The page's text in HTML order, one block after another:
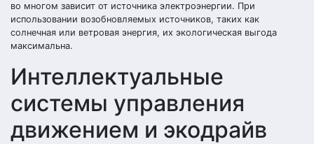
во многом зависит от источника электроэнергии. При
использовании возобновляемых источников, таких как
солнечная или ветровая энергия, их экологическая выгода
максимальна.
Интеллектуальные
системы управления
движением и экодрайв